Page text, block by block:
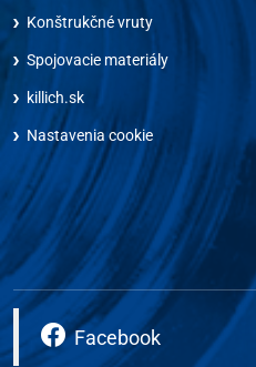
Konštrukčné vruty
Spojovacie materiály
killich.sk
Nastavenia cookie
Facebook